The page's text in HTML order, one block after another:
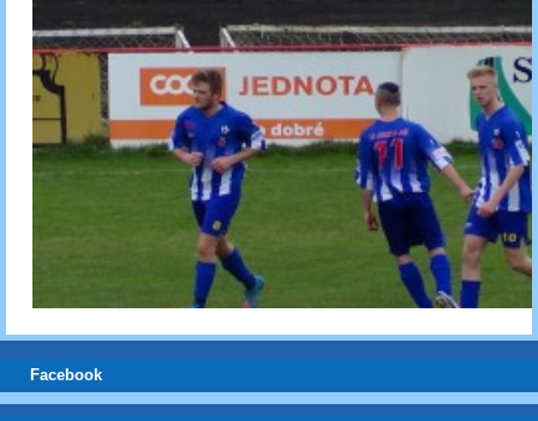
Facebook